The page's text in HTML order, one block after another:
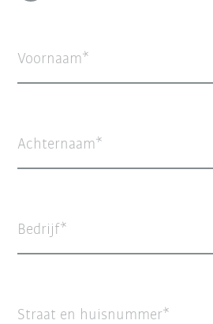
Voornaam
Achternaam
Bedrijf
Straat en huisnummer